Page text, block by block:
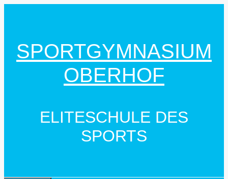
SPORTGYMNASIUM
OBERHOF
ELITESCHULE DES
SPORTS